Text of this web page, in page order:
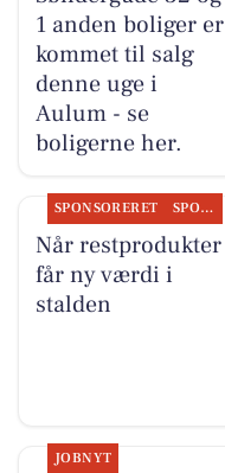
1 anden boliger er
kommet til salg
denne uge i
Aulum - se
boligerne her.
SPONSORERET SPONSORERET INDHOLD
Når restprodukter
får ny værdi i
stalden
JOBNYT